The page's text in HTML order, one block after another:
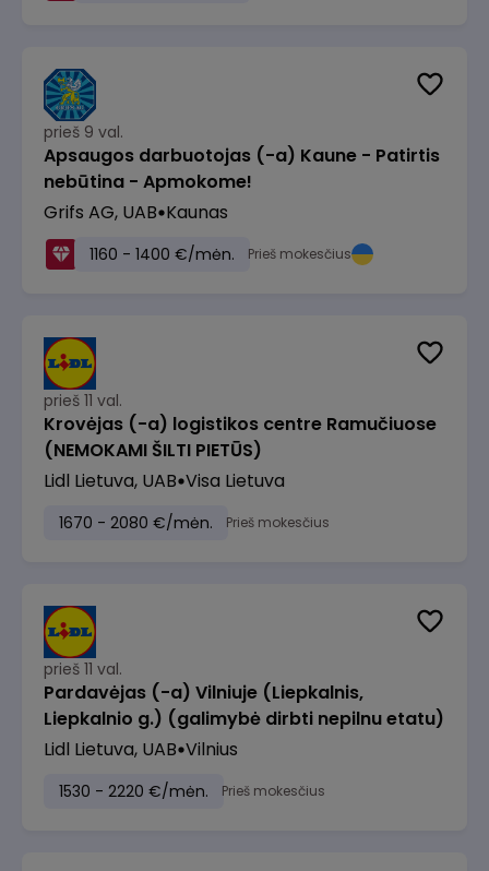
prieš 9 val.
Apsaugos darbuotojas (-a) Kaune - Patirtis
nebūtina - Apmokome!
Grifs AG, UAB Kaunas
1160 - 1400 €/mėn. Prieš mokesčius
prieš 11 val.
Krovėjas (-a) logistikos centre Ramučiuose
(NEMOKAMI ŠILTI PIETŪS)
Lidl Lietuva, UAB Visa Lietuva
1670 - 2080 €/mėn. Prieš mokesčius
prieš 11 val.
Pardavėjas (-a) Vilniuje (Liepkalnis,
Liepkalnio g.) (galimybė dirbti nepilnu etatu)
Lidl Lietuva, UAB Vilnius
1530 - 2220 €/mėn. Prieš mokesčius